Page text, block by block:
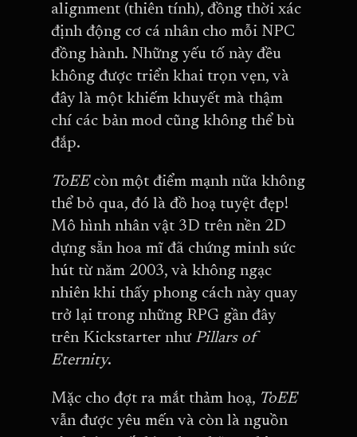
alignment (thiên tính), đồng thời xác
định động cơ cá nhân cho mỗi NPC
đồng hành. Những yếu tố này đều
không được triển khai trọn vẹn, và
đây là một khiếm khuyết mà thậm
chí các bản mod cũng không thể bù
đắp.
ToEE còn một điểm mạnh nữa không
thể bỏ qua, đó là đồ hoạ tuyệt đẹp!
Mô hình nhân vật 3D trên nền 2D
dựng sẵn hoa mĩ đã chứng minh sức
hút từ năm 2003, và không ngạc
nhiên khi thấy phong cách này quay
trở lại trong những RPG gần đây
trên Kickstarter như Pillars of
Eternity.
Mặc cho đợt ra mắt thảm hoạ, ToEE
vẫn được yêu mến và còn là nguồn